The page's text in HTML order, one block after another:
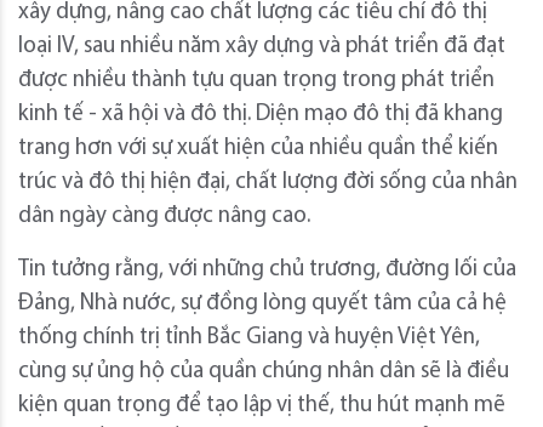
xây dựng, nâng cao chất lượng các tiêu chí đô thị
loại IV, sau nhiều năm xây dựng và phát triển đã đạt
được nhiều thành tựu quan trọng trong phát triển
kinh tế - xã hội và đô thị. Diện mạo đô thị đã khang
trang hơn với sự xuất hiện của nhiều quần thể kiến
trúc và đô thị hiện đại, chất lượng đời sống của nhân
dân ngày càng được nâng cao.
Tin tưởng rằng, với những chủ trương, đường lối của
Đảng, Nhà nước, sự đồng lòng quyết tâm của cả hệ
thống chính trị tỉnh Bắc Giang và huyện Việt Yên,
cùng sự ủng hộ của quần chúng nhân dân sẽ là điều
kiện quan trọng để tạo lập vị thế, thu hút mạnh mẽ